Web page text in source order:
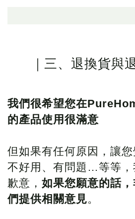
｜三、退換貨與
我們很希望您在
的產品使用很滿意
但如果有任何原因，讓
不好用、有問題…等等，
歉意， 如果您願意的話
們提供相關意見。